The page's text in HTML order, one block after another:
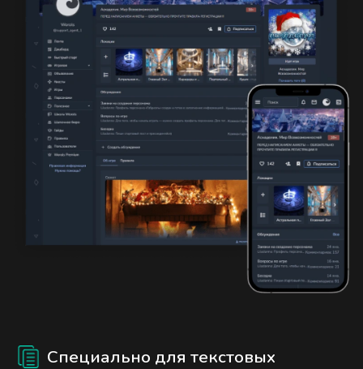
Специально для текстовых